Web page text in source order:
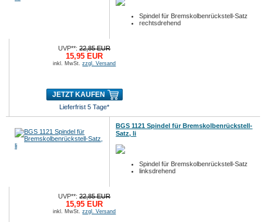
Spindel für Bremskolbenrückstell-Satz
rechtsdrehend
UVP**:22,85 EUR
15,95 EUR
inkl. MwSt.zzgl. Versand
JETZT KAUFEN
Lieferfrist 5 Tage*
BGS 1121 Spindel für Bremskolbenrückstell-
Satz, li
Spindel für Bremskolbenrückstell-Satz
linksdrehend
UVP**:22,85 EUR
15,95 EUR
inkl. MwSt.zzgl. Versand